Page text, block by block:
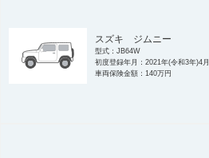
スズキ ジムニー
型式：JB64W
初度登録年月：2021年(令和3年)4月
車両保険金額：140万円